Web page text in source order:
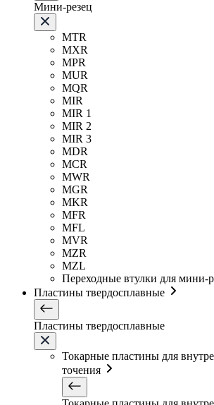
Мини-резец
MTR
MXR
MPR
MUR
MQR
MIR
MIR 1
MIR 2
MIR 3
MDR
MCR
MWR
MGR
MKR
MFR
MFL
MVR
MZR
MZL
Переходные втулки для мини-
Пластины твердосплавные
Пластины твердосплавные
Токарные пластины для
точения